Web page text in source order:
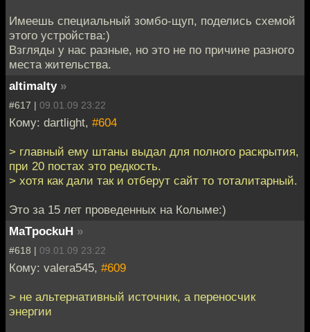
Имеешь специальный зомбо-щуп, поделись схемой
этого устройства:)
Взгляды у нас разные, но это не по причине разного
места жительства.
altimalty »
#617 | 09.01.09 23:22
Кому: dartlight, #604
> главный ему штаны выдал для полного раскрытия,
при 20 постах это редкость.
> хотя как дали так и отберут сайт то тоталитарный.
Это за 15 лет проведенных на Колыме:)
MaTpockuH »
#618 | 09.01.09 23:22
Кому: valera545, #609
> не альтернативный источник, а переносчик
энергии